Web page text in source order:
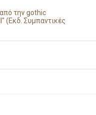
την gothic
(Εκδ. Συμπαντικές